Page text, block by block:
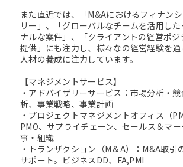
また直近では、「M&Aにおけるフィナン
リー」、「グローバルなチームを活用し
ナルな案件」、「クライアントの経営ポ
提供」にも注力し、様々なの経営経験を
人材の養成に注力しています。
【マネジメントサービス】
・アドバイザリーサービス：市場分析・
析、事業戦略、事業計画
・プロジェクトマネジメントオフィス（
PMO、サプライチェーン、セールス＆マ
事・組織
・トランザクション（M＆A）：M&A取引
サポート。ビジネスDD、FA,PMI